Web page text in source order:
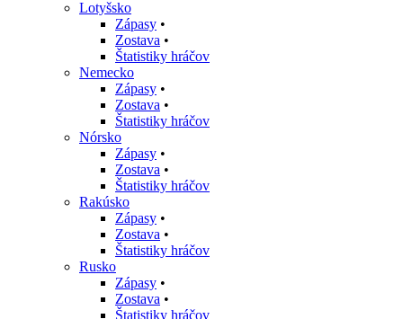
Lotyšsko
Zápasy •
Zostava •
Štatistiky hráčov
Nemecko
Zápasy •
Zostava •
Štatistiky hráčov
Nórsko
Zápasy •
Zostava •
Štatistiky hráčov
Rakúsko
Zápasy •
Zostava •
Štatistiky hráčov
Rusko
Zápasy •
Zostava •
Štatistiky hráčov